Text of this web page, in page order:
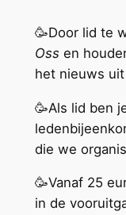
🥳Door lid te
Oss en
het nieuws
🥳Als lid ben
die we
🥳Vanaf 25
in de